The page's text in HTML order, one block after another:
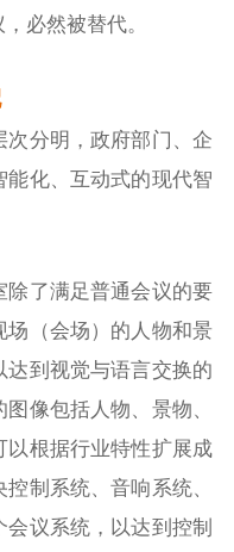
必然被替代。
分明，政府部门、企
化、互动式的现代智
除了满足普通会议的要
场（会场）的人物和景
到视觉与语言交换的
像包括人物、景物、
以根据行业特性扩展成
制系统、音响系统、
议系统，以达到控制